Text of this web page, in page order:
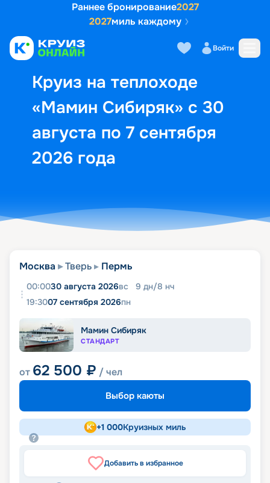
Раннее бронирование2027
2027миль каждому
Войти
Круиз на теплоходе
«Мамин Сибиряк» с 30
августа по 7 сентября
2026 года
Выбор кают Маршрут и
Москва Тверь Пермь
00:0030 августа 2026вс 9 дн/8 нч
19:3007 сентября 2026пн
Мамин Сибиряк
СТАНДАРТ
от 62 500 ₽ / чел
Выбор каюты
+1 000Круизных миль
Добавить в избранное